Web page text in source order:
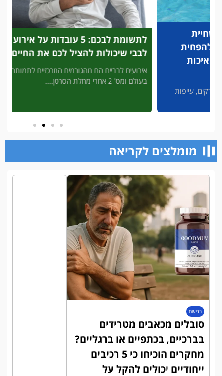
לתשומת לבכם: 5 עובדות על אירוע
לבבי שיכולות להציל לכם את החיים
אירועים לבביים הם מהגורמים המרכזיים לתמותה
מומלצים לקריאה​
בריאות
סובלים מכאבים מטרידים
בברכיים, בכתפיים או ברגליים?
מחקרים הוכיחו כי 5 רכיבים
ייחודיים יכולים להקל על